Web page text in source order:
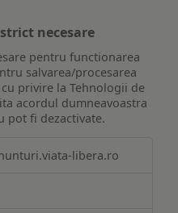
necesare
pentru functionarea
salvarea/procesarea
privire la Tehnologii de
acordul dumneavoastra
pot fi dezactivate.
libera.ro